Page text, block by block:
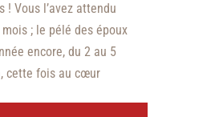
! Vous l’avez attendu
; le pélé des époux
encore, du 2 au 5
cette fois au cœur